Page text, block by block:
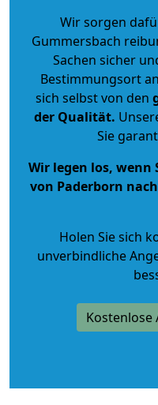
Wir sorgen
Gummersbach
Sachen sicher
Bestimmungsort
sich selbst von den
der Qualität.
Sie
Wir legen los, wenn
von Paderborn
Holen Sie sich
unverbindliche
Kostenlose